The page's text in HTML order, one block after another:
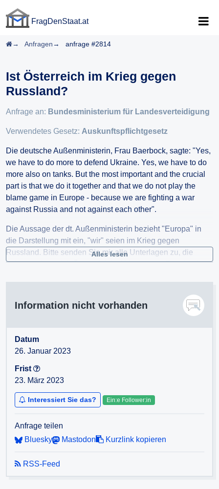
FragDenStaat.at
Startseite
Anfragen anfrage #2814
Ist Österreich im Krieg gegen
Russland?
Anfrage an: Bundesministerium für Landesverteidigung
Verwendetes Gesetz: Auskunftspflichtgesetz
Die deutsche Außenministerin, Frau Baerbock, sagte: "Yes,
we have to do more to defend Ukraine. Yes, we have to do
more also on tanks. But the most important and the crucial
part is that we do it together and that we do not play the
blame game in Europe - because we are fighting a war
against Russia and not against each other".
Die Aussage der dt. Außenministerin bezieht "Europa" in
die Darstellung mit ein, "wir" seien im Krieg gegen
Russland. Bitte senden Sie mir alle Unterlagen zu, die
belegen, dass sich Österreich im Krieg gegen Russland
es sich um ein Missverständnis handeln, ersuche ich
höflichst um eine klare Distanzierung von der Aussage von
Alles lesen
Information nicht vorhanden
Datum
26. Januar 2023
Frist
23. März 2023
Interessiert Sie das? Ein:e Follower:in
Anfrage teilen
Bluesky
Mastodon Kurzlink kopieren
RSS-Feed